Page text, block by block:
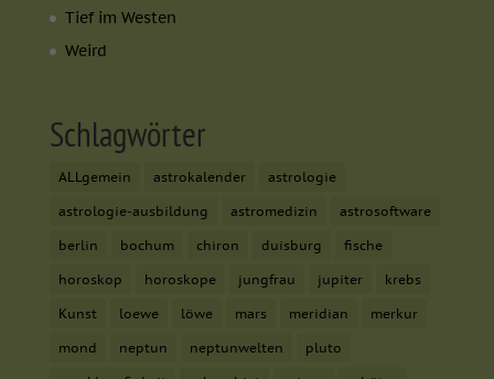
Tief im Westen
Weird
Schlagwörter
ALLgemein astrokalender astrologie
astrologie-ausbildung astromedizin astrosoftware
berlin bochum chiron duisburg fische
horoskop horoskope jungfrau jupiter krebs
Kunst loewe löwe mars meridian merkur
mond neptun neptunwelten pluto